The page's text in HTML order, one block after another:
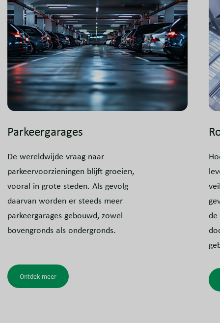
Parkeergarages
De wereldwijde vraag naar
parkeervoorzieningen blijft groeien,
vooral in grote steden. Als gevolg
daarvan worden er steeds meer
parkeergarages gebouwd, zowel
bovengronds als ondergronds.
Ontdek meer